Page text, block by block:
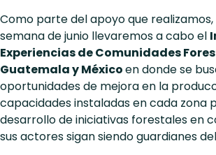
Como parte del apoyo que
semana de junio llevaremos a cabo el
Experiencias de Comunidades
Guatemala y Méxicoen donde se
oportunidades de mejora en la
capacidades instaladas en cada zona
desarrollo de iniciativas forestales en
sus actores sigan siendo guardianes